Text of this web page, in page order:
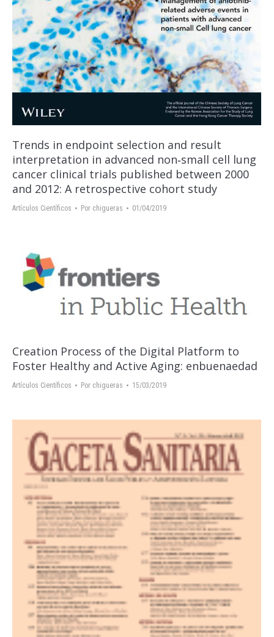
Trends in endpoint selection and result
interpretation in advanced non‐small cell lung
cancer clinical trials published between 2000
and 2012: A retrospective cohort study
Artículos Científicos Por chigueras 01/04/2019
Creation Process of the Digital Platform to
Foster Healthy and Active Aging: enbuenaedad
Artículos Científicos Por chigueras 15/03/2019